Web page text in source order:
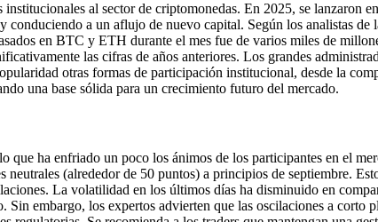
al sector de criptomonedas. En 2025, se lanzaron
a un aflujo de nuevo capital. Según los analistas de
en BTC y ETH durante el mes fue de varios miles de
las cifras de años anteriores. Los grandes
otras formas de participación institucional, desde la
una base sólida para un crecimiento futuro del mercado.
que ha enfriado un poco los ánimos de los participantes en el
(alrededor de 50 puntos) a principios de septiembre.
La volatilidad en los últimos días ha disminuido en
embargo, los expertos advierten que las oscilaciones a corto